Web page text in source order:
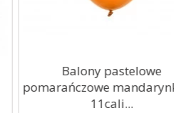
Balony pastelowe
pomarańczowe
11cali...